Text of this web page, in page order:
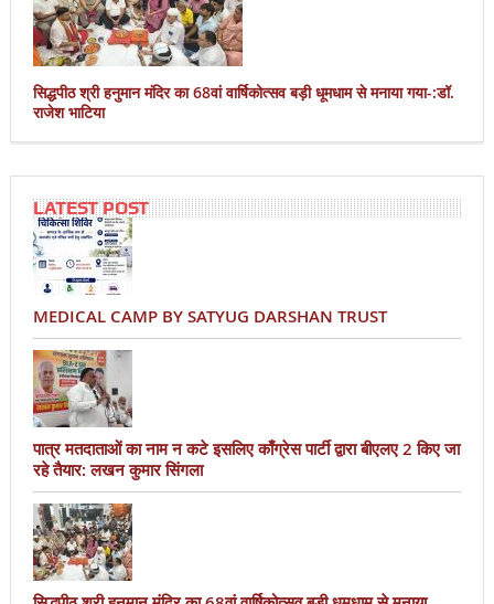
सिद्धपीठ श्री हनुमान मंदिर का 68वां वार्षिकोत्सव बड़ी धूमधाम से मनाया गया-:डॉ.
राजेश भाटिया
LATEST POST
MEDICAL CAMP BY SATYUG DARSHAN TRUST
पात्र मतदाताओं का नाम न कटे इसलिए काँग्रेस पार्टी द्वारा बीएलए 2 किए जा
रहे तैयार: लखन कुमार सिंगला